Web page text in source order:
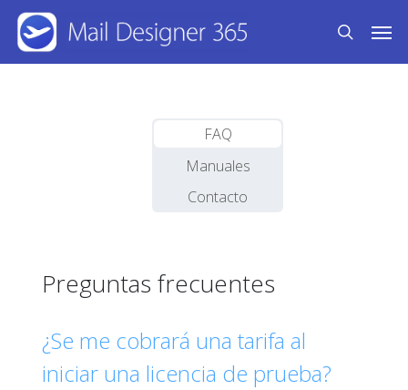
Skip
main
search
FAQ
Manuales
Contacto
Preguntas frecuentes
¿Se me cobrará una tarifa al
iniciar una licencia de prueba?